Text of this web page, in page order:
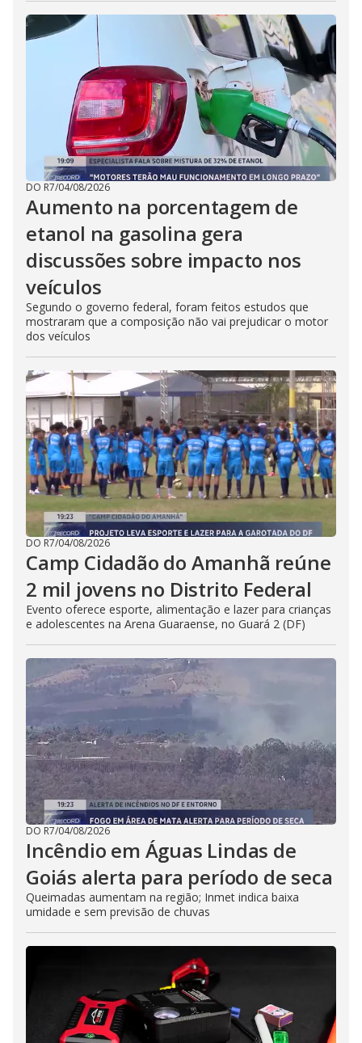
DO R7/04/08/2026
Aumento na porcentagem de
etanol na gasolina gera
discussões sobre impacto nos
veículos
Segundo o governo federal, foram feitos estudos que
mostraram que a composição não vai prejudicar o motor
dos veículos
DO R7/04/08/2026
Camp Cidadão do Amanhã reúne
2 mil jovens no Distrito Federal
Evento oferece esporte, alimentação e lazer para crianças
e adolescentes na Arena Guaraense, no Guará 2 (DF)
DO R7/04/08/2026
Incêndio em Águas Lindas de
Goiás alerta para período de seca
Queimadas aumentam na região; Inmet indica baixa
umidade e sem previsão de chuvas